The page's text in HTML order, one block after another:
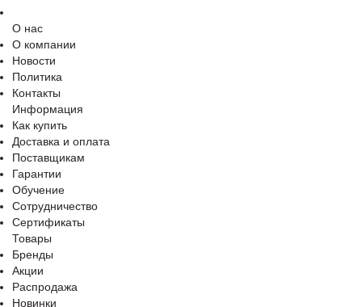
О нас
О компании
Новости
Политика
Контакты
Информация
Как купить
Доставка и оплата
Поставщикам
Гарантии
Обучение
Сотрудничество
Сертификаты
Товары
Бренды
Акции
Распродажа
Новинки